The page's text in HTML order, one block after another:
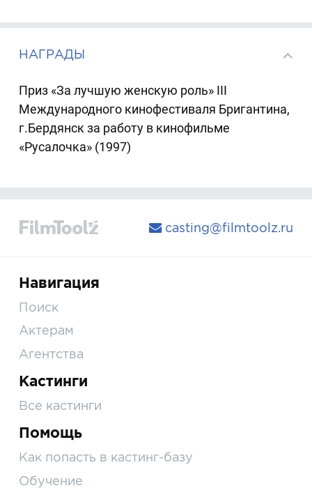
НАГРАДЫ
Приз «За лучшую женскую роль» III
Международного кинофестиваля Бригантина,
г.Бердянск за работу в кинофильме
«Русалочка» (1997)
casting@filmtoolz.ru
Навигация
Поиск
Актерам
Агентства
Кастинги
Все кастинги
Помощь
Как попасть в кастинг-базу
Обучение